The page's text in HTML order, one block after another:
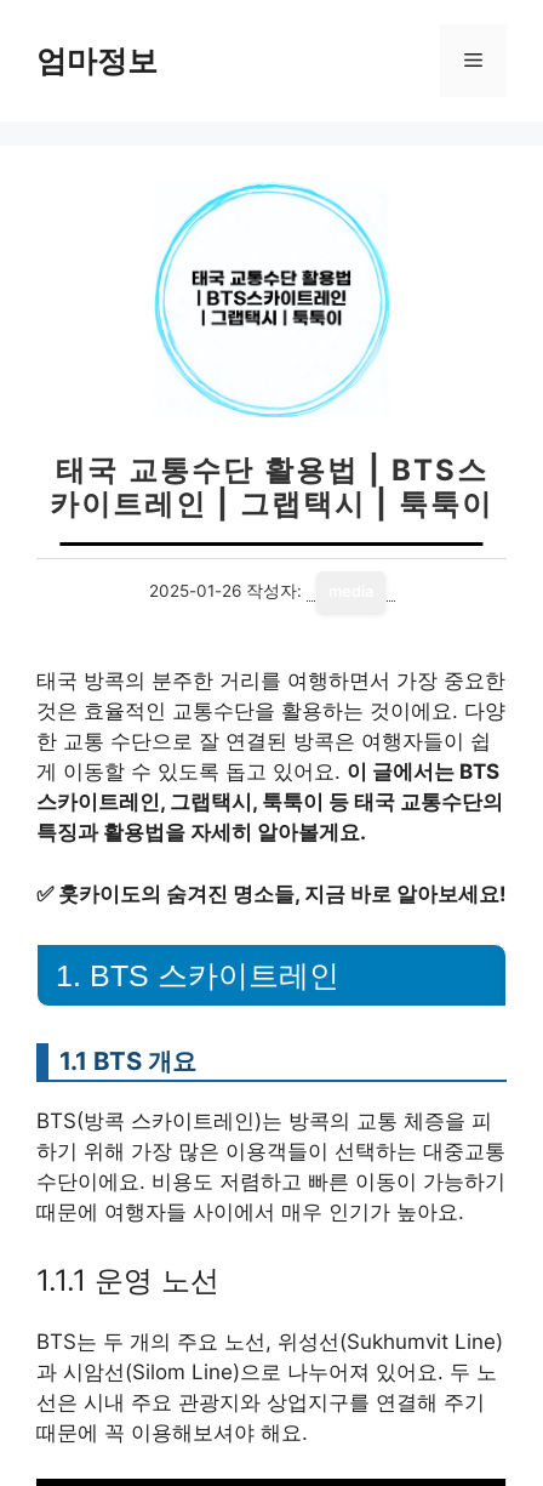
엄마정보 메
태국 교통수단 활용법 | BTS스
카이트레인 | 그랩택시 | 툭툭이
2025-01-26 작성자:
태국 방콕의 분주한 거리를 여행하면서 가장 중요한
것은 효율적인 교통수단을 활용하는 것이에요. 다양
한 교통 수단으로 잘 연결된 방콕은 여행자들이 쉽
게 이동할 수 있도록 돕고 있어요. 이 글에서는 BTS
스카이트레인, 그랩택시, 툭툭이 등 태국 교통수단의
특징과 활용법을 자세히 알아볼게요.
✅ 훗카이도의 숨겨진 명소들, 지금 바로 알아보세요!
1. BTS 스카이트레인
1.1 BTS 개요
BTS(방콕 스카이트레인)는 방콕의 교통 체증을 피
하기 위해 가장 많은 이용객들이 선택하는 대중교통
수단이에요. 비용도 저렴하고 빠른 이동이 가능하기
때문에 여행자들 사이에서 매우 인기가 높아요.
1.1.1 운영 노선
BTS는 두 개의 주요 노선, 위성선(Sukhumvit Line)
과 시암선(Silom Line)으로 나누어져 있어요. 두 노
선은 시내 주요 관광지와 상업지구를 연결해 주기
때문에 꼭 이용해보셔야 해요.